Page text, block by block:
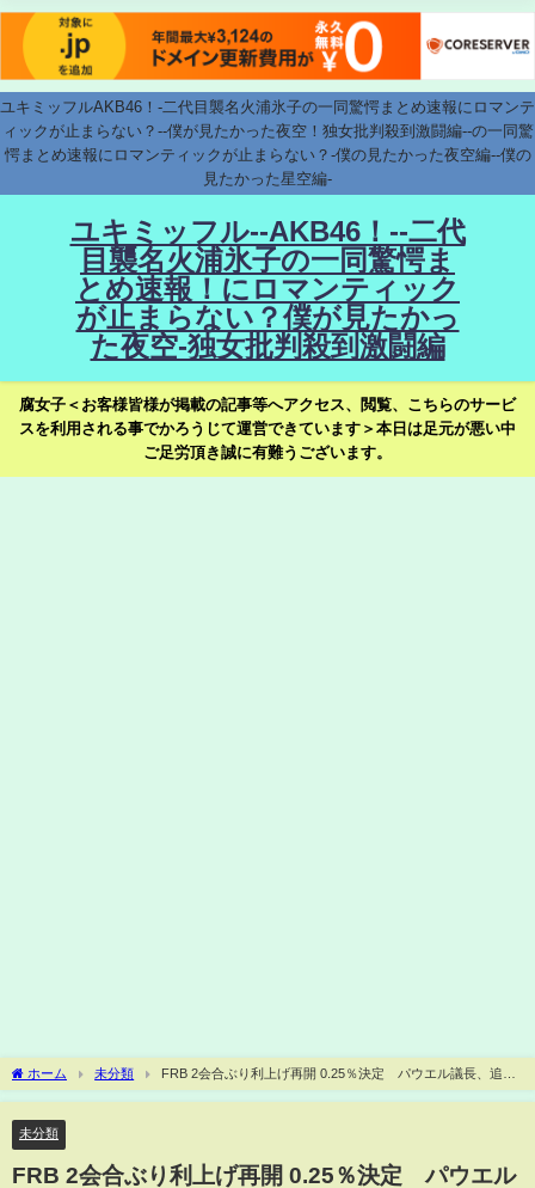
ユキミッフルAKB46！-二代目襲名火浦氷子の一同驚愕まとめ速報にロマンテ
ィックが止まらない？--僕が見たかった夜空！独女批判殺到激闘編--の一同驚
愕まとめ速報にロマンティックが止まらない？-僕の見たかった夜空編--僕の
見たかった星空編-
ユキミッフル--AKB46！--二代
目襲名火浦氷子の一同驚愕ま
とめ速報！にロマンティック
が止まらない？僕が見たかっ
た夜空-独女批判殺到激闘編
腐女子＜お客様皆様が掲載の記事等へアクセス、閲覧、こちらのサービ
スを利用される事でかろうじて運営できています＞本日は足元が悪い中
ご足労頂き誠に有難うございます。
ホーム 未分類
FRB 2会合ぶり利上げ再開 0.25％決定 パウエル議長、追加
利上げは「会合ごとに判断」｜TBS NEWS DIG
未分類
FRB 2会合ぶり利上げ再開 0.25％決定 パウエル